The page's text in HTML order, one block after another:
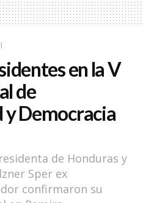
en la V
de
Democracia
de Honduras y
Sper ex
confirmaron su